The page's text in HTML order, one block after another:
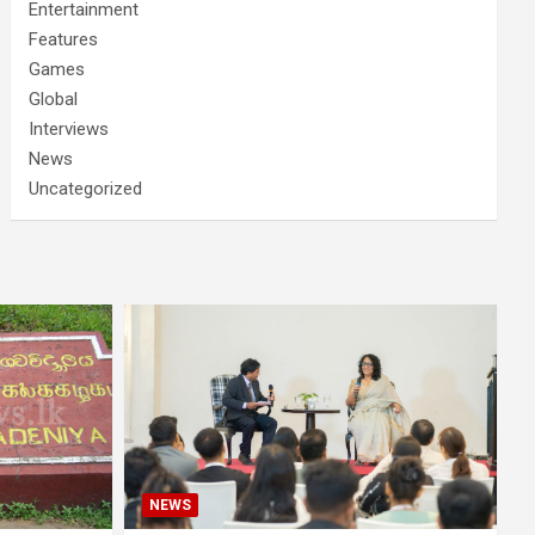
Entertainment
Features
Games
Global
Interviews
News
Uncategorized
NEWS